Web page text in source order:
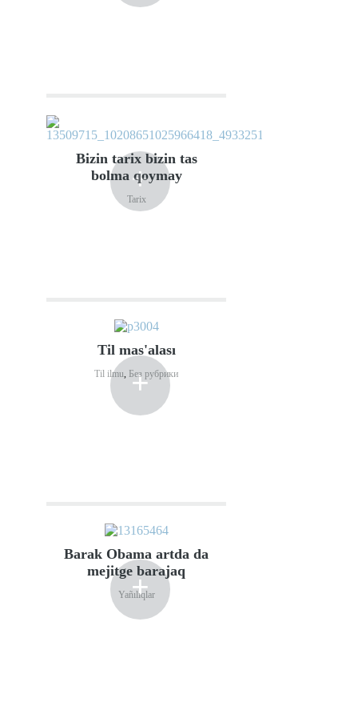
+
Bizin tarix bizin tas
bolma qoymay
Tarix
+
Til mas'alası
Til ilmu Без рубрики
+
Barak Obama artda da
mejitge barajaq
Yañılıqlar